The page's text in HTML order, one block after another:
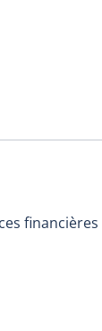
financières